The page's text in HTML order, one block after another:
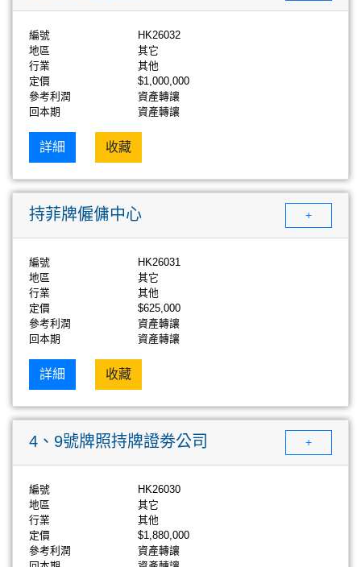
編號
HK26032
地區
其它
行業
其他
定價
$1,000,000
參考利潤
資產轉讓
回本期
資產轉讓
詳細 收藏
持菲牌僱傭中心 +
編號
HK26031
地區
其它
行業
其他
定價
$625,000
參考利潤
資產轉讓
回本期
資產轉讓
詳細 收藏
4、9號牌照持牌證劵公司 +
編號
HK26030
地區
其它
行業
其他
定價
$1,880,000
參考利潤
資產轉讓